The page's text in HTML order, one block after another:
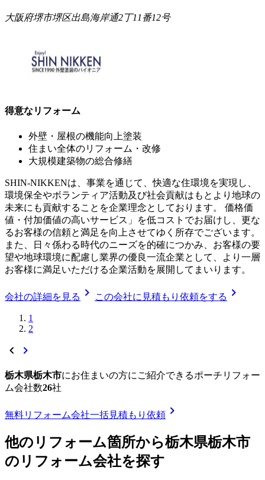
大阪府堺市堺区出島海岸通2丁11番12号
得意なリフォーム
外壁・屋根の機能向上塗装
住まい全体のリフォーム・改修
大規模建築物の総合修繕
SHIN-NIKKENは、事業を通じて、快適な住環境を実現し、
環境保全やボランティア活動及び社会貢献はもとより地球の
未来にも貢献することを企業理念としております。 価格価
値・付加価値の高いサービス」を低コストでお届けし、更な
るお客様の信頼と満足を向上させてゆく所存でございます。
また、日々係わる時代のニーズを的確につかみ、お客様の要
望や地球環境に配慮し業界の優良一流企業として、より一層
お客様に満足いただける企業活動を展開してまいります。
会社の詳細を見る chevron_right この会社に見積もり依頼をする chevron_right
1
2
chevron_left chevron_right
栃木県栃木市にお住まいの方にご紹介できるポーチリフォー
ム会社数26社
無料リフォーム会社一括見積もり依頼 chevron_right
他のリフォーム箇所から栃木県栃木市
のリフォーム会社を探す